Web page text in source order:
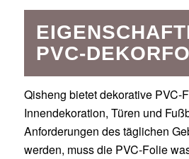
PVC-
Qisheng bietet dekorative PVC-
Innendekoration, Türen und
Anforderungen des täglichen
werden, muss die PVC-Folie